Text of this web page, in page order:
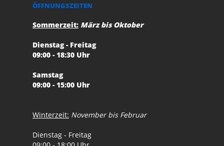
ÖFFNUNGSZEITEN
Sommerzeit: März bis Oktober
Dienstag - Freitag
09:00 - 18:30 Uhr
Samstag
09:00 - 15:00 Uhr
Winterzeit: November bis Februar
Dienstag - Freitag